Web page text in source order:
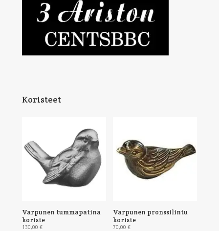
Koristeet
Varpunen tummapatina
koriste
130,00 €
Varpunen pronssilintu
koriste
70,00€